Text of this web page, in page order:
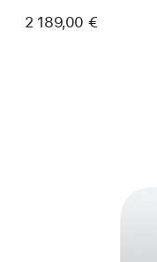
2 189,00 €